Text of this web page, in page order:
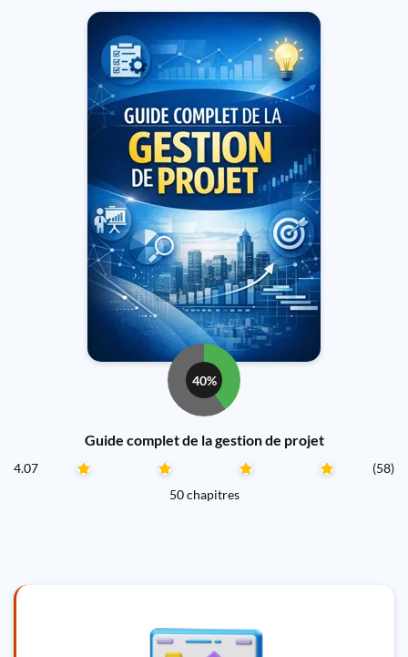
40%
Guide complet de la gestion de projet
4.07
(58)
50 chapitres